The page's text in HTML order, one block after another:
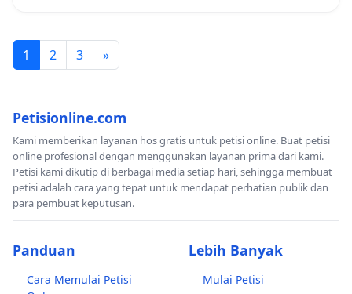
1 2 3 »
Petisionline.com
Kami memberikan layanan hos gratis untuk petisi online. Buat petisi
online profesional dengan menggunakan layanan prima dari kami.
Petisi kami dikutip di berbagai media setiap hari, sehingga membuat
petisi adalah cara yang tepat untuk mendapat perhatian publik dan
para pembuat keputusan.
Panduan
Cara Memulai Petisi
Lebih Banyak
Mulai Petisi